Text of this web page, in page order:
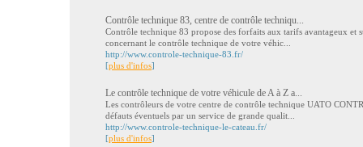
Contrôle technique 83, centre de contrôle techniqu...
Contrôle technique 83 propose des forfaits aux tarifs avantageux et
concernant le contrôle technique de votre véhic...
http://www.controle-technique-83.fr/
[plus d'infos]
Le contrôle technique de votre véhicule de A à Z a...
Les contrôleurs de votre centre de contrôle technique UATO
défauts éventuels par un service de grande qualit...
http://www.controle-technique-le-cateau.fr/
[plus d'infos]